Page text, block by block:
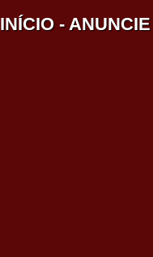
INÍCIO -ANUNCIE